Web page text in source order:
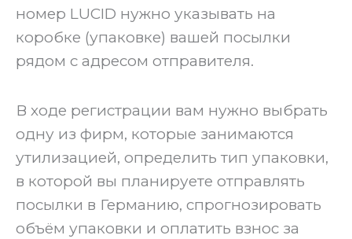
номер LUCID нужно указывать на
коробке (упаковке) вашей посылки
рядом с адресом отправителя.
В ходе регистрации вам нужно выбрать
одну из фирм, которые занимаются
утилизацией, определить тип упаковки,
в которой вы планируете отправлять
посылки в Германию, спрогнозировать
объём упаковки и оплатить взнос за